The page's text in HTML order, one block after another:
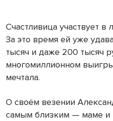
Счастливица участвует в
За это время ей уже
тысяч и даже 200 тысяч
многомиллионном
мечтала.
О своём везении
самым близким — маме и